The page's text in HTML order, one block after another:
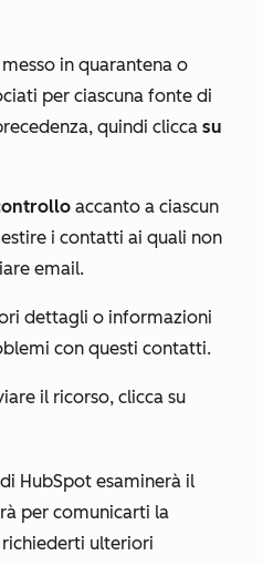
in quarantena o
per ciascuna fonte di
quindi clicca su
accanto a ciascun
i contatti ai quali non
email.
dettagli o informazioni
con questi contatti.
il ricorso, clicca su
HubSpot esaminerà il
per comunicarti la
ulteriori